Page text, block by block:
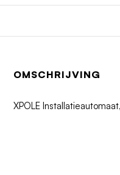
OMSCHRIJVING
XPOLE